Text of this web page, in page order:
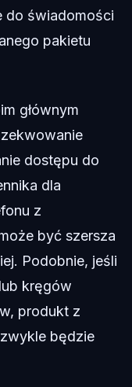
do świadomości
pakietu
głównym
dostępu do
dla
z
być szersza
Podobnie, jeśli
kręgów
produkt z
będzie